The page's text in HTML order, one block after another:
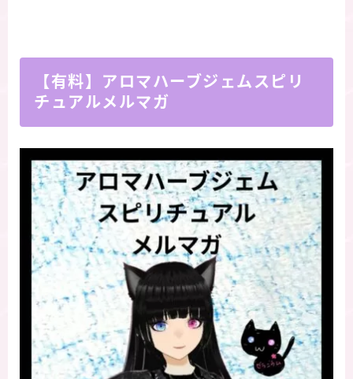
【有料】アロマハーブジェムスピリ
チュアルメルマガ